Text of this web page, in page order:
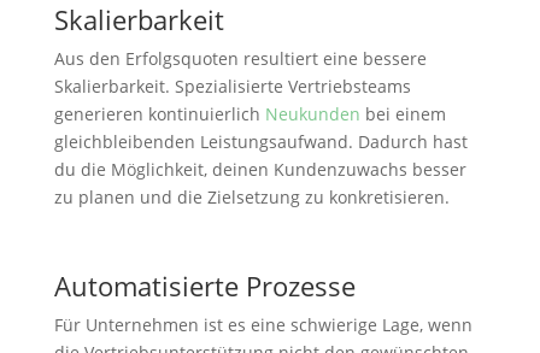
Skalierbarkeit
Aus den Erfolgsquoten resultiert eine bessere
Skalierbarkeit. Spezialisierte Vertriebsteams
generieren kontinuierlich Neukunden bei einem
gleichbleibenden Leistungsaufwand. Dadurch hast
du die Möglichkeit, deinen Kundenzuwachs besser
zu planen und die Zielsetzung zu konkretisieren.
Automatisierte Prozesse
Für Unternehmen ist es eine schwierige Lage, wenn